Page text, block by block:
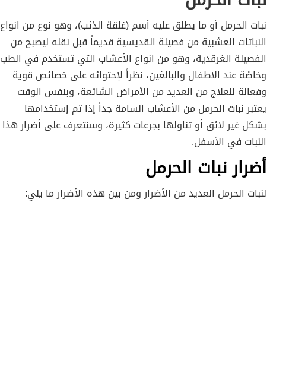
نبات الحرمل أو ما يطلق عليه أسم (غلقة الذئب)، وهو نوع من انواع
النباتات العشبية من فصيلة القديسية قديماً قبل نقله ليصبح من
الفصيلة الغرقدية، وهو من انواع الأعشاب التي تستخدم في الطب
وخاصًة عند الاطفال والبالغين، نظراً لإحتوائه على خصائص قوية
وفعالة للعلاج من العديد من الأمراض الشائعة، وبنفس الوقت
يعتبر نبات الحرمل من الأعشاب السامة جداً إذا تم إستخدامها
بشكل غير لائق أو تناولها بجرعات كثيرة، وسنتعرف على أضرار هذا
النبات في الأسفل.
أضرار نبات الحرمل
لنبات الحرمل العديد من الأضرار ومن بين هذه الأضرار ما يلي: